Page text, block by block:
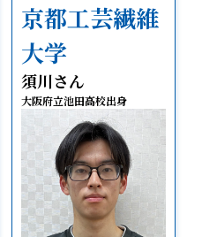
京都工芸繊維
大学
須川さん
大阪府立池田高校出身